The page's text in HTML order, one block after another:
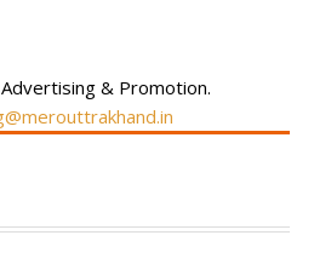
& Promotion.